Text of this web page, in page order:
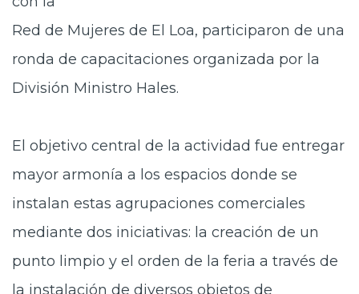
Red de Mujeres de El Loa, participaron de una
ronda de capacitaciones organizada por la
División Ministro Hales.
El objetivo central de la actividad fue entregar
mayor armonía a los espacios donde se
instalan estas agrupaciones comerciales
mediante dos iniciativas: la creación de un
punto limpio y el orden de la feria a través de
la instalación de diversos objetos de